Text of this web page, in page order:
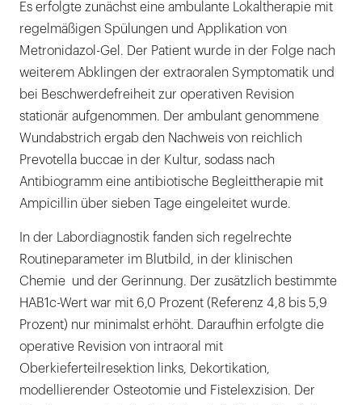
Es erfolgte zunächst eine ambulante Lokaltherapie mit
regelmäßigen Spülungen und Applikation von
Metronidazol-Gel. Der Patient wurde in der Folge nach
weiterem Abklingen der extraoralen Symptomatik und
bei Beschwerdefreiheit zur operativen Revision
stationär aufgenommen. Der ambulant genommene
Wundabstrich ergab den Nachweis von reichlich
Prevotella buccae in der Kultur, sodass nach
Antibiogramm eine antibiotische Begleittherapie mit
Ampicillin über sieben Tage eingeleitet wurde.
In der Labordiagnostik fanden sich regelrechte
Routineparameter im Blutbild, in der klinischen
Chemie und der Gerinnung. Der zusätzlich bestimmte
HAB1c-Wert war mit 6,0 Prozent (Referenz 4,8 bis 5,9
Prozent) nur minimalst erhöht. Daraufhin erfolgte die
operative Revision von intraoral mit
Oberkieferteilresektion links, Dekortikation,
modellierender Osteotomie und Fistelexzision. Der